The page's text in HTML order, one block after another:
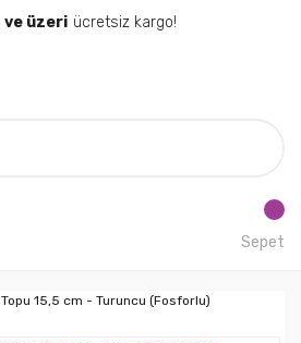
ve üzeri ücretsiz kargo!
Sepet